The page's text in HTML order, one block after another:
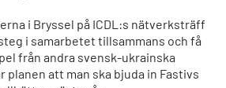
i Bryssel på ICDL:s nätverksträff
i samarbetet tillsammans och få
från andra svensk-ukrainska
planen att man ska bjuda in Fastivs